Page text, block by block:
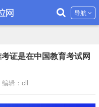
导航
证是在中国教育考试网
编辑：cll